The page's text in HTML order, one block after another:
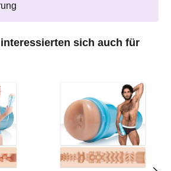
sich auch für